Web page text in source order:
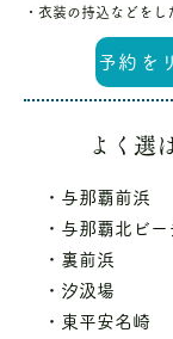
・衣装の持込などをし
予約を
よく選
・与那覇前浜
・与那覇北ビー
・裏前浜
・汐汲場
・東平安名崎